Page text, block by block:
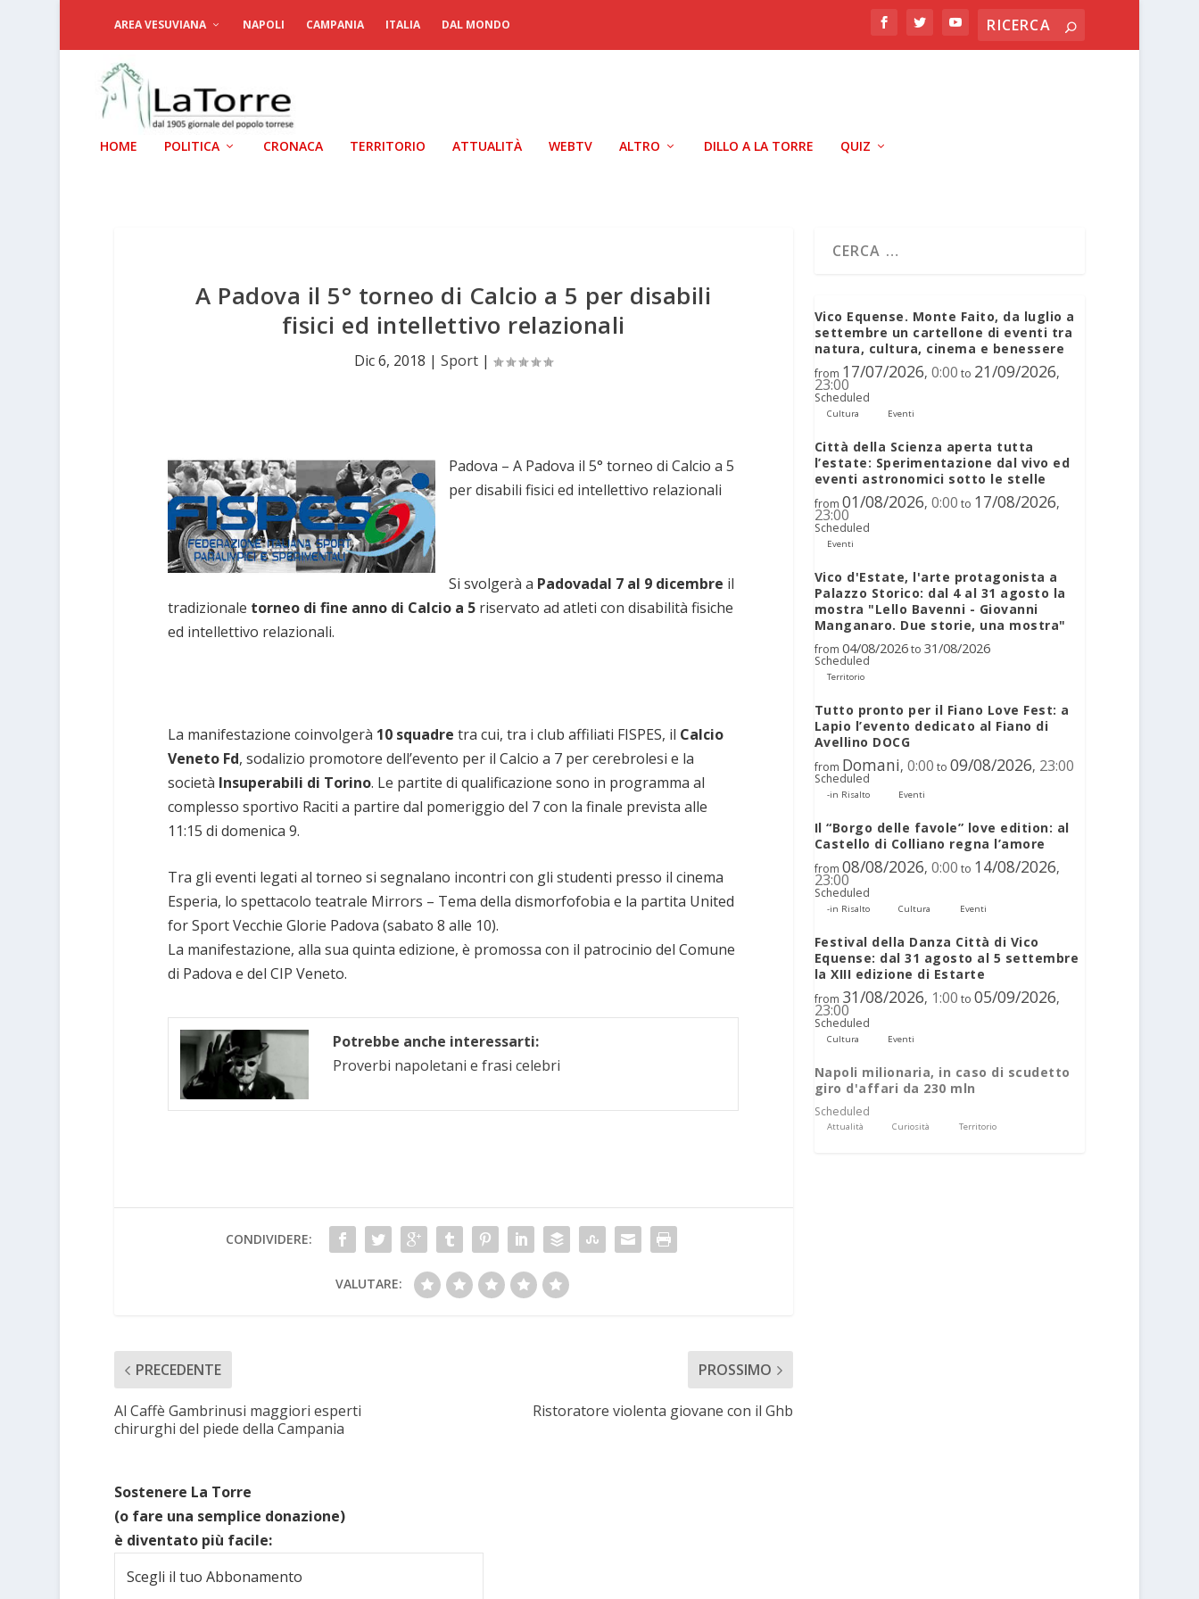
AREA VESUVIANA NAPOLI CAMPANIA ITALIA DAL MONDO
HOME POLITICA CRONACA TERRITORIO ATTUALITÀ WEBTV ALTRO DILLO A LA TORRE QUIZ
A Padova il 5° torneo di Calcio a 5 per disabili
fisici ed intellettivo relazionali
Dic 6, 2018 |Sport |
Padova – A Padova il 5° torneo di Calcio a 5
per disabili fisici ed intellettivo relazionali
Si svolgerà a Padovadal 7 al 9 dicembre il
tradizionale torneo di fine anno di Calcio a 5riservato ad atleti con disabilità fisiche
ed intellettivo relazionali.
La manifestazione coinvolgerà 10 squadre tra cui, tra i club affiliati FISPES, il Calcio
Veneto Fd, sodalizio promotore dell’evento per il Calcio a 7 per cerebrolesi e la
società Insuperabili di Torino. Le partite di qualificazione sono in programma al
complesso sportivo Raciti a partire dal pomeriggio del 7 con la finale prevista alle
11:15 di domenica 9.
Tra gli eventi legati al torneo si segnalano incontri con gli studenti presso il cinema
Esperia, lo spettacolo teatrale Mirrors – Tema della dismorfofobia e la partita United
for Sport Vecchie Glorie Padova (sabato 8 alle 10).
La manifestazione, alla sua quinta edizione, è promossa con il patrocinio del Comune
di Padova e del CIP Veneto.
Potrebbe anche interessarti:
Proverbi napoletani e frasi celebri
CONDIVIDERE:
VALUTARE:
PRECEDENTE
Al Caffè Gambrinusi maggiori esperti
chirurghi del piede della Campania
PROSSIMO
Ristoratore violenta giovane con il Ghb
Sostenere La Torre
(o fare una semplice donazione)
è diventato più facile:
Scegli il tuo Abbonamento
Vico Equense. Monte Faito, da luglio a
settembre un cartellone di eventi tra
natura, cultura, cinema e benessere
from 17/07/2026, 0:00 to 21/09/2026,
23:00
Scheduled
Cultura Eventi
Città della Scienza aperta tutta
l’estate: Sperimentazione dal vivo ed
eventi astronomici sotto le stelle
from 01/08/2026, 0:00 to 17/08/2026,
23:00
Scheduled
Eventi
Vico d'Estate, l'arte protagonista a
Palazzo Storico: dal 4 al 31 agosto la
mostra "Lello Bavenni - Giovanni
Manganaro. Due storie, una mostra"
from 04/08/2026to 31/08/2026
Scheduled
Territorio
Tutto pronto per il Fiano Love Fest: a
Lapio l’evento dedicato al Fiano di
Avellino DOCG
from Domani, 0:00 to 09/08/2026, 23:00
Scheduled
-in Risalto Eventi
Il “Borgo delle favole” love edition: al
Castello di Colliano regna l’amore
from 08/08/2026, 0:00 to 14/08/2026,
23:00
Scheduled
-in Risalto Cultura Eventi
Festival della Danza Città di Vico
Equense: dal 31 agosto al 5 settembre
la XIII edizione di Estarte
from 31/08/2026, 1:00 to 05/09/2026,
23:00
Scheduled
Cultura Eventi
Napoli milionaria, in caso di scudetto
giro d'affari da 230 mln
Scheduled
Attualità Curiosità Territorio